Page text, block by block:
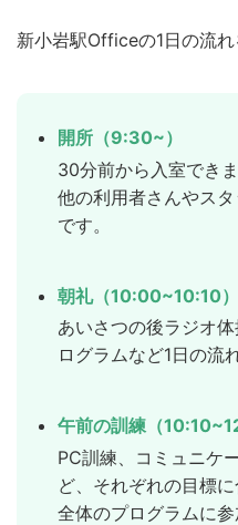
新小岩駅Officeの1日の流れ
開所（9:30~）
30分前から入室でき
他の利用者さんやス
です。
朝礼（10:00~10:10）
あいさつの後ラジオ
ログラムなど1日の流
午前の訓練（
PC訓練、コミュニケ
ど、それぞれの目標
全体のプログラムに